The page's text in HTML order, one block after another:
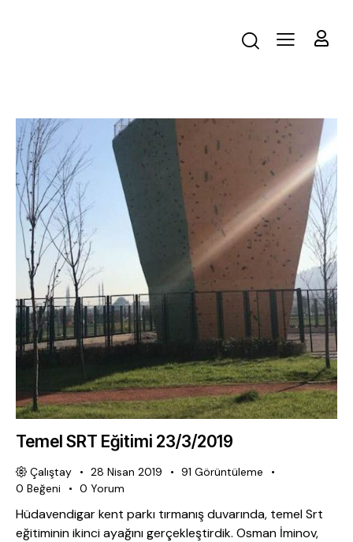
Temel SRT Eğitimi 23/3/2019
Çalıştay 28 Nisan 2019 91 Görüntüleme
0 Beğeni 0 Yorum
Hüdavendigar kent parkı tırmanış duvarında, temel Srt
eğitiminin ikinci ayağını gerçekleştirdik. Osman İminov,